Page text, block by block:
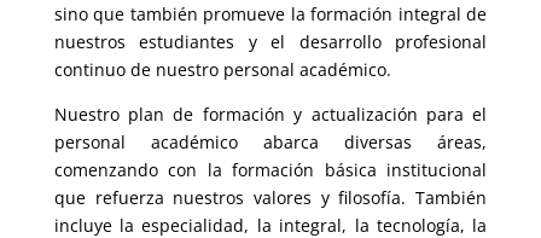
sino que también promueve la formación integral de
nuestros estudiantes y el desarrollo profesional
continuo de nuestro personal académico.
Nuestro plan de formación y actualización para el
personal académico abarca diversas áreas,
comenzando con la formación básica institucional
que refuerza nuestros valores y filosofía. También
incluye la especialidad, la integral, la tecnología, la